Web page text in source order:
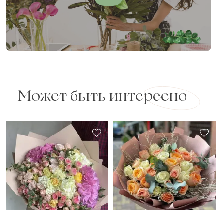
Может быть интересно